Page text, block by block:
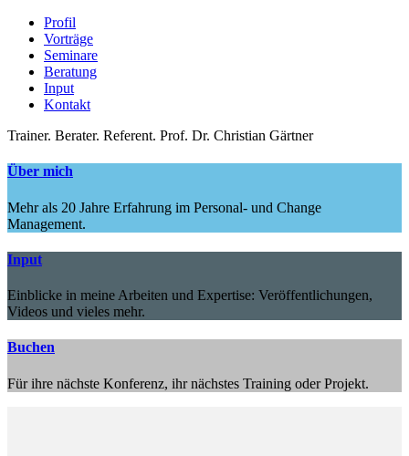
Profil
Vorträge
Seminare
Beratung
Input
Kontakt
Trainer. Berater. Referent. Prof. Dr. Christian Gärtner
Über mich
Mehr als 20 Jahre Erfahrung im Personal- und Change
Management.
Input
Einblicke in meine Arbeiten und Expertise: Veröffentlichungen,
Videos und vieles mehr.
Buchen
Für ihre nächste Konferenz, ihr nächstes Training oder Projekt.